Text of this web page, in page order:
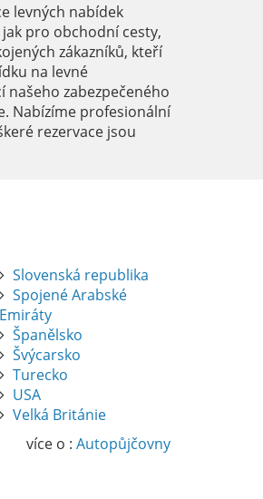
levných nabídek
pro obchodní cesty,
zákazníků, kteří
na levné
zabezpečeného
Nabízíme profesionální
rezervace jsou
Slovenská republika
Spojené Arabské
Emiráty
Španělsko
Švýcarsko
Turecko
USA
Velká Británie
více o : Autopůjčovny